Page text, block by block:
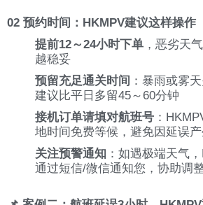
02 预约时间：HKMPV建议这样操作
提前12～24小时下单 ，恶劣天
越稳妥
预留充足通关时间 ：暴雨或雾
建议比平日多留45～60分钟
接机订单请填对航班号 ：
地时间免费等候，避免因延误
关注预警通知 ：如遇极端天气
通过短信/微信通知您，协助调